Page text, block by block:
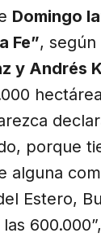
Domingo
Fe”,
y Andrés
porque
Estero,